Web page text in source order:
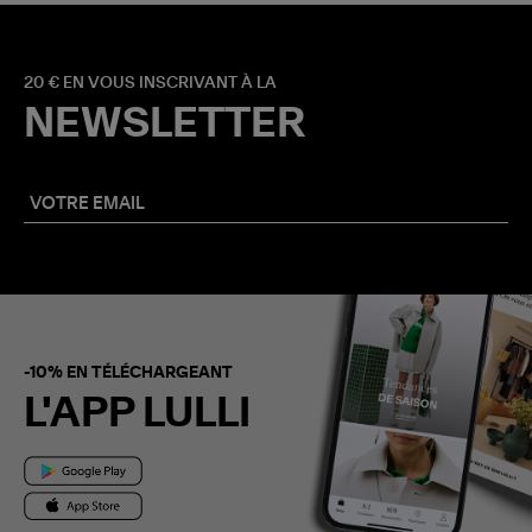
20 € EN VOUS INSCRIVANT À LA
NEWSLETTER
-10% EN TÉLÉCHARGEANT
L'APP LULLI